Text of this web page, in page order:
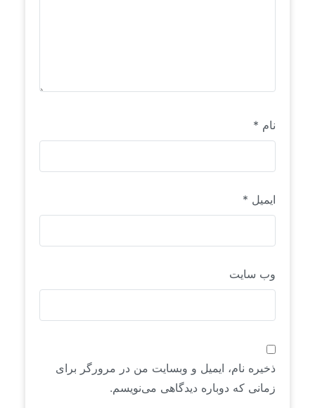
نام *
ایمیل *
وب‌ سایت
ذخیره نام، ایمیل و وبسایت من در مرورگر برای
زمانی که دوباره دیدگاهی می‌نویسم.